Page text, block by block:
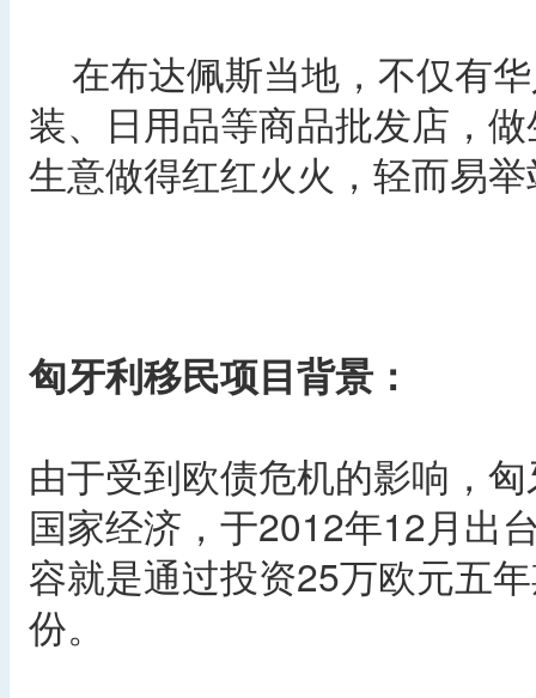
在布达佩斯当地，不仅有
装、日用品等商品批发店，
生意做得红红火火，轻而易
匈牙利移民项目背景：
由于受到欧债危机的影响，
国家经济，于2012年12月出
容就是通过投资25万欧元五
份。